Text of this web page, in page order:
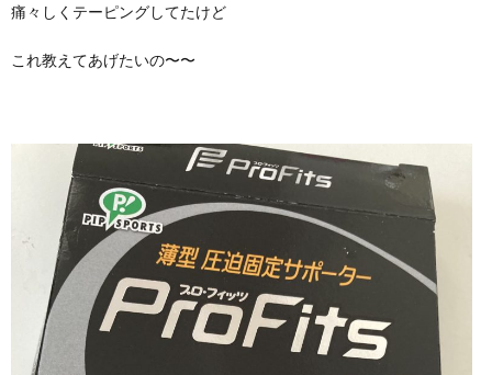
痛々しくテーピングしてたけど
これ教えてあげたいの〜〜